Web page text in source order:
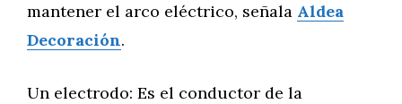
mantener el arco eléctrico, señala Aldea
Decoración.
Un electrodo: Es el conductor de la